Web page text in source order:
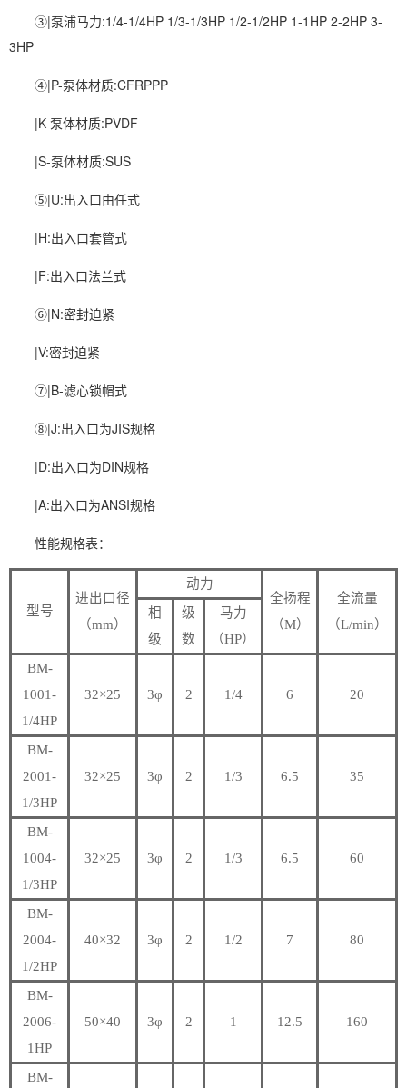
③|泵浦马力:1/4-1/4HP 1/3-1/3HP 1/2-1/2HP 1-1HP 2-2HP 3-
3HP
④|P-泵体材质:CFRPPP
|K-泵体材质:PVDF
|S-泵体材质:SUS
⑤|U:出入口由任式
|H:出入口套管式
|F:出入口法兰式
⑥|N:密封迫紧
|V:密封迫紧
⑦|B-滤心锁帽式
⑧|J:出入口为JIS规格
|D:出入口为DIN规格
|A:出入口为ANSI规格
性能规格表：
型号
进出口径
（mm）
动力
全扬程
（M）
全流量
（L/min）
相
级
级
数
马力
（HP）
BM-
1001-
1/4HP
32×25 3φ 2 1/4 6 20
BM-
2001-
1/3HP
32×25 3φ 2 1/3 6.5 35
BM-
1004-
1/3HP
32×25 3φ 2 1/3 6.5 60
BM-
2004-
1/2HP
40×32 3φ 2 1/2 7 80
BM-
2006-
1HP
50×40 3φ 2 1 12.5 160
BM-